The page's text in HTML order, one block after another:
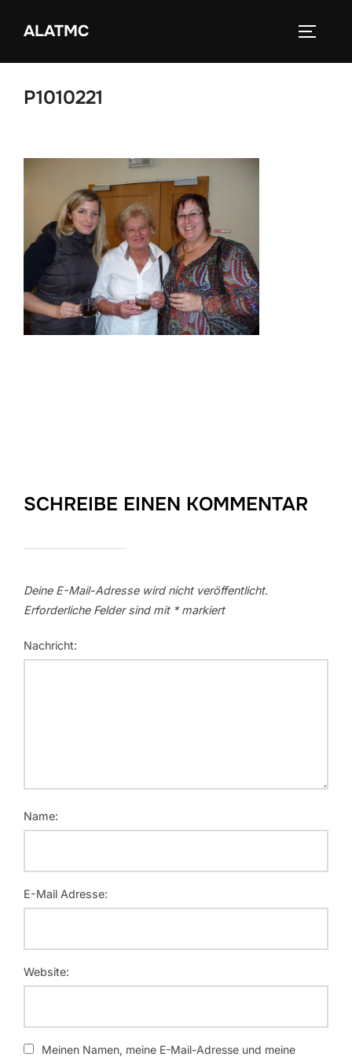
InhaltALATMC
P1010221
SCHREIBE EINEN KOMMENTAR
Deine E-Mail-Adresse wird nicht veröffentlicht.
Erforderliche Felder sind mit *markiert
Nachricht:
Name:
E-Mail Adresse:
Website:
Meinen Namen, meine E-Mail-Adresse und meine